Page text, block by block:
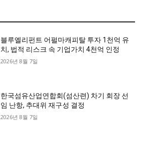
블루엘리펀트 어펄마캐피탈 투자 1천억 유
치, 법적 리스크 속 기업가치 4천억 인정
2026년 8월 7일
한국섬유산업연합회(섬산련) 차기 회장 선
임 난항, 추대위 재구성 결정
2026년 8월 7일